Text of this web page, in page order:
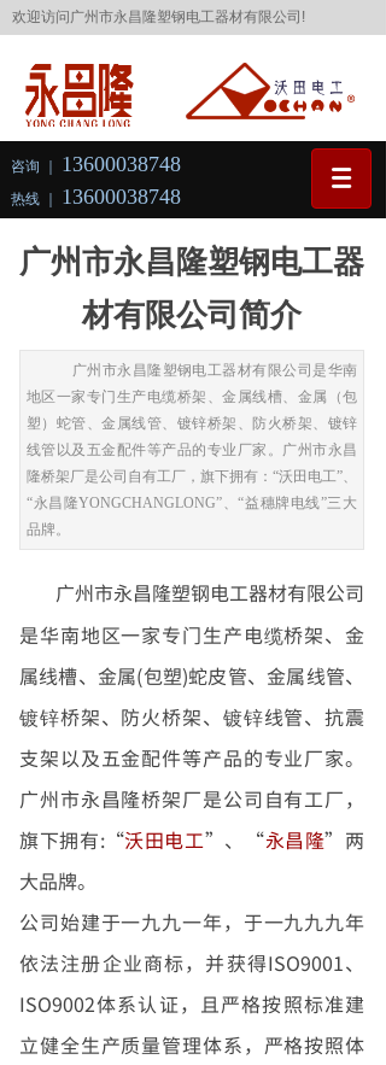
欢迎访问 广州市永昌隆塑钢电工器材有限公司!
广州市永昌隆塑钢电工器
材有限公司简介
广州市永昌隆塑钢电工器材有限公司是华南
地区一家专门生产电缆桥架、金属线槽、金属（包
塑）蛇管、金属线管、镀锌桥架、防火桥架、镀锌
线管以及五金配件等产品的专业厂家。广州市永昌
隆桥架厂是公司自有工厂，旗下拥有：“沃田电工”、
“永昌隆YONGCHANGLONG”、“益穗牌电线”三大
品牌。
广州市永昌隆塑钢电工器材有限公司
是华南地区一家专门生产电缆桥架、金
属线槽、金属(包塑)蛇皮管、金属线管、
镀锌桥架、防火桥架、镀锌线管、抗震
支架以及五金配件等产品的专业厂家。
广州市永昌隆桥架厂是公司自有工厂，
旗下拥有:“沃田电工”、“永昌隆”两
大品牌。
公司始建于一九九一年，于一九九九年
依法注册企业商标，并获得ISO9001、
ISO9002体系认证，且严格按照标准建
立健全生产质量管理体系，严格按照体
咨询 ｜ 13600038748
热线 ｜ 13600038748